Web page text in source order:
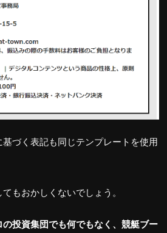
づく表記も同じテンプレートを使用
もおかしくないでしょう。
投資集団でも何でもなく、競艇ブー